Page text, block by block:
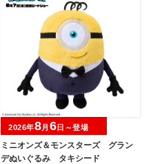
ミニオンズ＆モンスターズ グラン
デぬいぐるみ タキシード
2026年8月 6 日～登場